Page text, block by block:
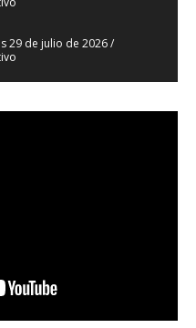
29 de julio de 2026 /